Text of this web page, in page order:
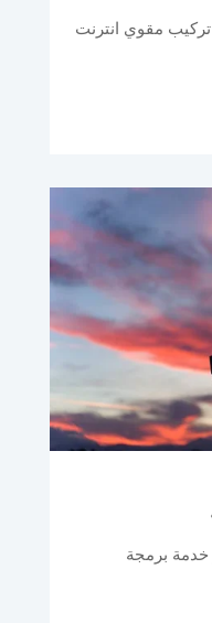
مقوي انترنت
خدمة برمجة